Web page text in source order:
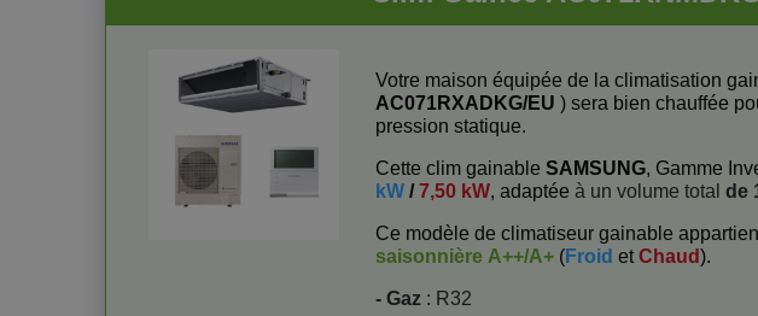
Votre maison équipée de la climatisation
AC071RXADKG/EU ) sera bien chauffée
pression statique.
Cette clim gainable SAMSUNG, Gamme
kW /7,50 kW, adaptée à un volume total de
Ce modèle de climatiseur gainable
saisonnière A++/A+ (Froid et Chaud).
- Gaz : R32